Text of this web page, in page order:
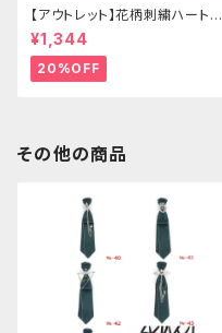
【アウトレット】花柄刺繍ハートバ
ッグ
¥1,344
20%OFF
その他の商品